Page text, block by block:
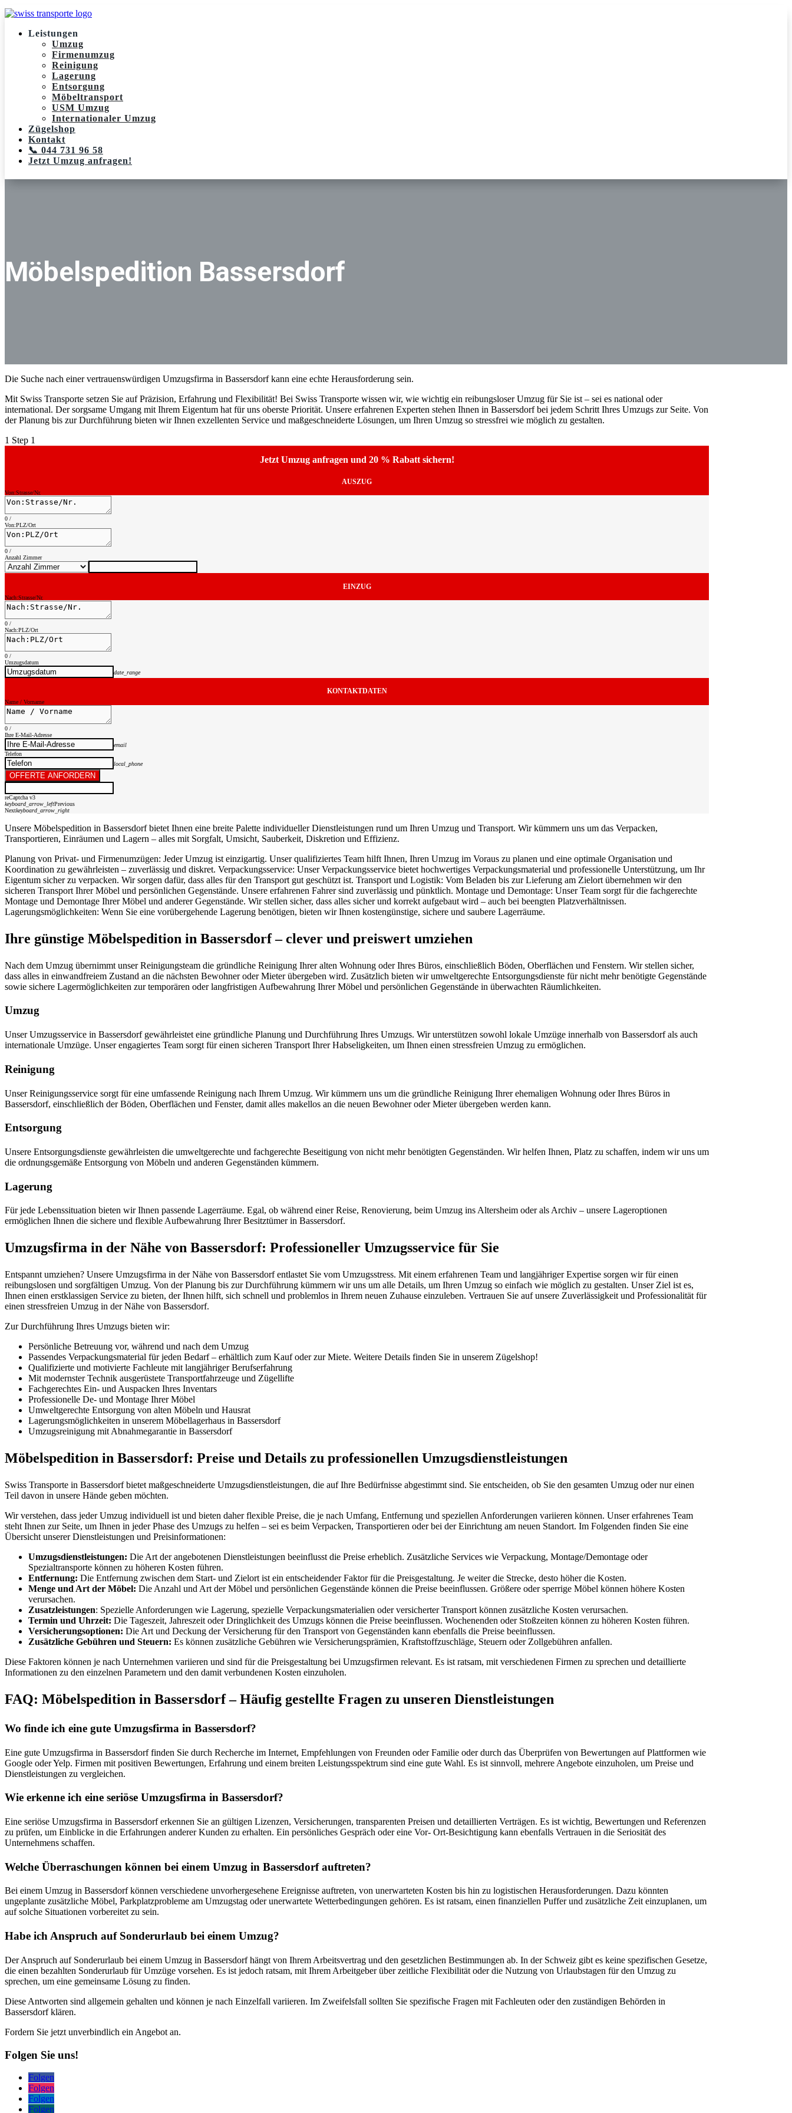
Leistungen
Umzug
Firmenumzug
Reinigung
Lagerung
Entsorgung
Möbeltransport
USM Umzug
Internationaler Umzug
Zügelshop
Kontakt
📞 044 731 96 58
Jetzt Umzug anfragen!
Möbelspedition Bassersdorf
Die Suche nach einer vertrauenswürdigen Umzugsfirma in Bassersdorf kann eine echte Herausforderung sein.
Mit Swiss Transporte setzen Sie auf Präzision, Erfahrung und Flexibilität! Bei Swiss Transporte wissen wir, wie wichtig ein reibungsloser Umzug für Sie ist – sei es national oder
international. Der sorgsame Umgang mit Ihrem Eigentum hat für uns oberste Priorität. Unsere erfahrenen Experten stehen Ihnen in Bassersdorf bei jedem Schritt Ihres Umzugs zur Seite. Von
der Planung bis zur Durchführung bieten wir Ihnen exzellenten Service und maßgeschneiderte Lösungen, um Ihren Umzug so stressfrei wie möglich zu gestalten.
1 Step 1
Jetzt Umzug anfragen und 20 % Rabatt sichern!
AUSZUG
Von:Strasse/Nr.
0 /
Von:PLZ/Ort
0 /
Anzahl Zimmer
EINZUG
Nach:Strasse/Nr.
0 /
Nach:PLZ/Ort
0 /
Umzugsdatum
date_range
KONTAKTDATEN
Name / Vorname
0 /
Ihre E-Mail-Adresse
email
Telefon
local_phone
OFFERTE ANFORDERN
reCaptcha v3
keyboard_arrow_leftPrevious
Nextkeyboard_arrow_right
Unsere Möbelspedition in Bassersdorf bietet Ihnen eine breite Palette individueller Dienstleistungen rund um Ihren Umzug und Transport. Wir kümmern uns um das Verpacken,
Transportieren, Einräumen und Lagern – alles mit Sorgfalt, Umsicht, Sauberkeit, Diskretion und Effizienz.
Planung von Privat- und Firmenumzügen: Jeder Umzug ist einzigartig. Unser qualifiziertes Team hilft Ihnen, Ihren Umzug im Voraus zu planen und eine optimale Organisation und
Koordination zu gewährleisten – zuverlässig und diskret. Verpackungsservice: Unser Verpackungsservice bietet hochwertiges Verpackungsmaterial und professionelle Unterstützung, um Ihr
Eigentum sicher zu verpacken. Wir sorgen dafür, dass alles für den Transport gut geschützt ist. Transport und Logistik: Vom Beladen bis zur Lieferung am Zielort übernehmen wir den
sicheren Transport Ihrer Möbel und persönlichen Gegenstände. Unsere erfahrenen Fahrer sind zuverlässig und pünktlich. Montage und Demontage: Unser Team sorgt für die fachgerechte
Montage und Demontage Ihrer Möbel und anderer Gegenstände. Wir stellen sicher, dass alles sicher und korrekt aufgebaut wird – auch bei beengten Platzverhältnissen.
Lagerungsmöglichkeiten: Wenn Sie eine vorübergehende Lagerung benötigen, bieten wir Ihnen kostengünstige, sichere und saubere Lagerräume.
Ihre günstige Möbelspedition in Bassersdorf – clever und preiswert umziehen
Nach dem Umzug übernimmt unser Reinigungsteam die gründliche Reinigung Ihrer alten Wohnung oder Ihres Büros, einschließlich Böden, Oberflächen und Fenstern. Wir stellen sicher,
dass alles in einwandfreiem Zustand an die nächsten Bewohner oder Mieter übergeben wird. Zusätzlich bieten wir umweltgerechte Entsorgungsdienste für nicht mehr benötigte Gegenstände
sowie sichere Lagermöglichkeiten zur temporären oder langfristigen Aufbewahrung Ihrer Möbel und persönlichen Gegenstände in überwachten Räumlichkeiten.
Umzug
Unser Umzugsservice in Bassersdorf gewährleistet eine gründliche Planung und Durchführung Ihres Umzugs. Wir unterstützen sowohl lokale Umzüge innerhalb von Bassersdorf als auch
internationale Umzüge. Unser engagiertes Team sorgt für einen sicheren Transport Ihrer Habseligkeiten, um Ihnen einen stressfreien Umzug zu ermöglichen.
Reinigung
Unser Reinigungsservice sorgt für eine umfassende Reinigung nach Ihrem Umzug. Wir kümmern uns um die gründliche Reinigung Ihrer ehemaligen Wohnung oder Ihres Büros in
Bassersdorf, einschließlich der Böden, Oberflächen und Fenster, damit alles makellos an die neuen Bewohner oder Mieter übergeben werden kann.
Entsorgung
Unsere Entsorgungsdienste gewährleisten die umweltgerechte und fachgerechte Beseitigung von nicht mehr benötigten Gegenständen. Wir helfen Ihnen, Platz zu schaffen, indem wir uns um
die ordnungsgemäße Entsorgung von Möbeln und anderen Gegenständen kümmern.
Lagerung
Für jede Lebenssituation bieten wir Ihnen passende Lagerräume. Egal, ob während einer Reise, Renovierung, beim Umzug ins Altersheim oder als Archiv – unsere Lageroptionen
ermöglichen Ihnen die sichere und flexible Aufbewahrung Ihrer Besitztümer in Bassersdorf.
Umzugsfirma in der Nähe von Bassersdorf: Professioneller Umzugsservice für Sie
Entspannt umziehen? Unsere Umzugsfirma in der Nähe von Bassersdorf entlastet Sie vom Umzugsstress. Mit einem erfahrenen Team und langjähriger Expertise sorgen wir für einen
reibungslosen und sorgfältigen Umzug. Von der Planung bis zur Durchführung kümmern wir uns um alle Details, um Ihren Umzug so einfach wie möglich zu gestalten. Unser Ziel ist es,
Ihnen einen erstklassigen Service zu bieten, der Ihnen hilft, sich schnell und problemlos in Ihrem neuen Zuhause einzuleben. Vertrauen Sie auf unsere Zuverlässigkeit und Professionalität für
einen stressfreien Umzug in der Nähe von Bassersdorf.
Zur Durchführung Ihres Umzugs bieten wir:
Persönliche Betreuung vor, während und nach dem Umzug
Passendes Verpackungsmaterial für jeden Bedarf – erhältlich zum Kauf oder zur Miete. Weitere Details finden Sie in unserem Zügelshop!
Qualifizierte und motivierte Fachleute mit langjähriger Berufserfahrung
Mit modernster Technik ausgerüstete Transportfahrzeuge und Zügellifte
Fachgerechtes Ein- und Auspacken Ihres Inventars
Professionelle De- und Montage Ihrer Möbel
Umweltgerechte Entsorgung von alten Möbeln und Hausrat
Lagerungsmöglichkeiten in unserem Möbellagerhaus in Bassersdorf
Umzugsreinigung mit Abnahmegarantie in Bassersdorf
Möbelspedition in Bassersdorf: Preise und Details zu professionellen Umzugsdienstleistungen
Swiss Transporte in Bassersdorf bietet maßgeschneiderte Umzugsdienstleistungen, die auf Ihre Bedürfnisse abgestimmt sind. Sie entscheiden, ob Sie den gesamten Umzug oder nur einen
Teil davon in unsere Hände geben möchten.
Wir verstehen, dass jeder Umzug individuell ist und bieten daher flexible Preise, die je nach Umfang, Entfernung und speziellen Anforderungen variieren können. Unser erfahrenes Team
steht Ihnen zur Seite, um Ihnen in jeder Phase des Umzugs zu helfen – sei es beim Verpacken, Transportieren oder bei der Einrichtung am neuen Standort. Im Folgenden finden Sie eine
Übersicht unserer Dienstleistungen und Preisinformationen:
Umzugsdienstleistungen: Die Art der angebotenen Dienstleistungen beeinflusst die Preise erheblich. Zusätzliche Services wie Verpackung, Montage/Demontage oder
Spezialtransporte können zu höheren Kosten führen.
Entfernung: Die Entfernung zwischen dem Start- und Zielort ist ein entscheidender Faktor für die Preisgestaltung. Je weiter die Strecke, desto höher die Kosten.
Menge und Art der Möbel: Die Anzahl und Art der Möbel und persönlichen Gegenstände können die Preise beeinflussen. Größere oder sperrige Möbel können höhere Kosten
verursachen.
Zusatzleistungen: Spezielle Anforderungen wie Lagerung, spezielle Verpackungsmaterialien oder versicherter Transport können zusätzliche Kosten verursachen.
Termin und Uhrzeit: Die Tageszeit, Jahreszeit oder Dringlichkeit des Umzugs können die Preise beeinflussen. Wochenenden oder Stoßzeiten können zu höheren Kosten führen.
Versicherungsoptionen: Die Art und Deckung der Versicherung für den Transport von Gegenständen kann ebenfalls die Preise beeinflussen.
Zusätzliche Gebühren und Steuern: Es können zusätzliche Gebühren wie Versicherungsprämien, Kraftstoffzuschläge, Steuern oder Zollgebühren anfallen.
Diese Faktoren können je nach Unternehmen variieren und sind für die Preisgestaltung bei Umzugsfirmen relevant. Es ist ratsam, mit verschiedenen Firmen zu sprechen und detaillierte
Informationen zu den einzelnen Parametern und den damit verbundenen Kosten einzuholen.
FAQ: Möbelspedition in Bassersdorf – Häufig gestellte Fragen zu unseren Dienstleistungen
Wo finde ich eine gute Umzugsfirma in Bassersdorf?
Eine gute Umzugsfirma in Bassersdorf finden Sie durch Recherche im Internet, Empfehlungen von Freunden oder Familie oder durch das Überprüfen von Bewertungen auf Plattformen wie
Google oder Yelp. Firmen mit positiven Bewertungen, Erfahrung und einem breiten Leistungsspektrum sind eine gute Wahl. Es ist sinnvoll, mehrere Angebote einzuholen, um Preise und
Dienstleistungen zu vergleichen.
Wie erkenne ich eine seriöse Umzugsfirma in Bassersdorf?
Eine seriöse Umzugsfirma in Bassersdorf erkennen Sie an gültigen Lizenzen, Versicherungen, transparenten Preisen und detaillierten Verträgen. Es ist wichtig, Bewertungen und Referenzen
zu prüfen, um Einblicke in die Erfahrungen anderer Kunden zu erhalten. Ein persönliches Gespräch oder eine Vor- Ort-Besichtigung kann ebenfalls Vertrauen in die Seriosität des
Unternehmens schaffen.
Welche Überraschungen können bei einem Umzug in Bassersdorf auftreten?
Bei einem Umzug in Bassersdorf können verschiedene unvorhergesehene Ereignisse auftreten, von unerwarteten Kosten bis hin zu logistischen Herausforderungen. Dazu könnten
ungeplante zusätzliche Möbel, Parkplatzprobleme am Umzugstag oder unerwartete Wetterbedingungen gehören. Es ist ratsam, einen finanziellen Puffer und zusätzliche Zeit einzuplanen, um
auf solche Situationen vorbereitet zu sein.
Habe ich Anspruch auf Sonderurlaub bei einem Umzug?
Der Anspruch auf Sonderurlaub bei einem Umzug in Bassersdorf hängt von Ihrem Arbeitsvertrag und den gesetzlichen Bestimmungen ab. In der Schweiz gibt es keine spezifischen Gesetze,
die einen bezahlten Sonderurlaub für Umzüge vorsehen. Es ist jedoch ratsam, mit Ihrem Arbeitgeber über zeitliche Flexibilität oder die Nutzung von Urlaubstagen für den Umzug zu
sprechen, um eine gemeinsame Lösung zu finden.
Diese Antworten sind allgemein gehalten und können je nach Einzelfall variieren. Im Zweifelsfall sollten Sie spezifische Fragen mit Fachleuten oder den zuständigen Behörden in
Bassersdorf klären.
Fordern Sie jetzt unverbindlich ein Angebot an.
Folgen Sie uns!
Folgen
Folgen
Folgen
Folgen